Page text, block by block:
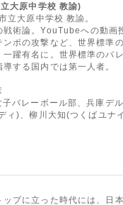
大原中学校 教諭)
立大原中学校 教諭。
戦術論。YouTubeへの動画
ポの攻撃など、世界標準
躍有名に。世界標準のバ
する国内では第一人者。
バレーボール部、兵庫デ
ィ)、柳川大知(つくばユナ
プに立った時代には、日